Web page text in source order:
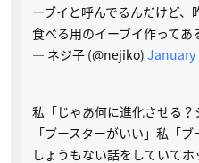
ーブイと呼んでるんだけど
食べる用のイーブイ作ってあ
— ネジ子 (@nejiko) January
私「じゃあ何に進化させる
「ブースターがいい」私「
しょうもない話をしていて